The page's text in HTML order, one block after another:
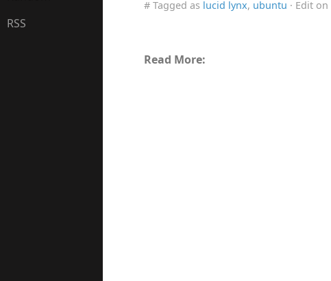
RSS
# Tagged as lucid lynx, ubuntu · Edit on
Read More: